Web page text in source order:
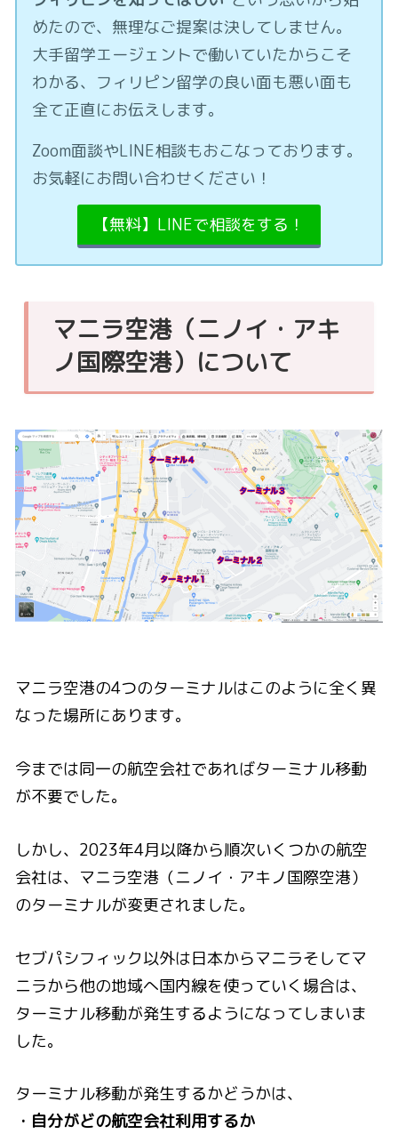
めたので、無理なご提案は決してしません。
大手留学エージェントで働いていたからこそ
わかる、フィリピン留学の良い面も悪い面も
全て正直にお伝えします。
Zoom面談やLINE相談もおこなっております。
お気軽にお問い合わせください！
【無料】LINEで相談をする！
マニラ空港（ニノイ・アキ
ノ国際空港）について
マニラ空港の4つのターミナルはこのように全く異
なった場所にあります。
今までは同一の航空会社であればターミナル移動
が不要でした。
しかし、2023年4月以降から順次いくつかの航空
会社は、マニラ空港（ニノイ・アキノ国際空港）
のターミナルが変更されました。
セブパシフィック以外は日本からマニラそしてマ
ニラから他の地域へ国内線を使っていく場合は、
ターミナル移動が発生するようになってしまいま
した。
ターミナル移動が発生するかどうかは、
・自分がどの航空会社利用するか